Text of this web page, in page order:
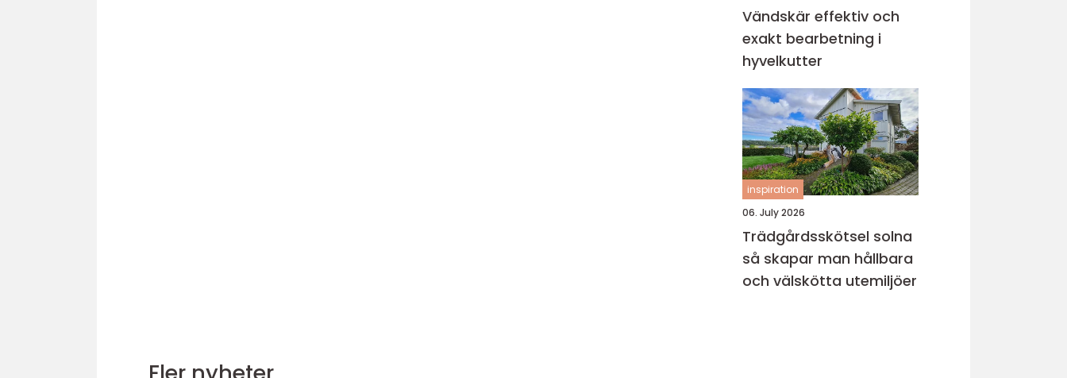
Vändskär effektiv och
exakt bearbetning i
hyvelkutter
inspiration
06. July 2026
Trädgårdsskötsel solna
så skapar man hållbara
och välskötta utemiljöer